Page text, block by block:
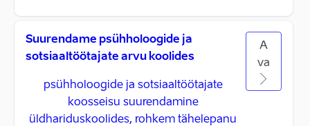
Suurendame psühholoogide ja
sotsiaaltöötajate arvu koolides
psühholoogide ja sotsiaaltöötajate
koosseisu suurendamine
üldhariduskoolides, rohkem tähelepanu
A
va